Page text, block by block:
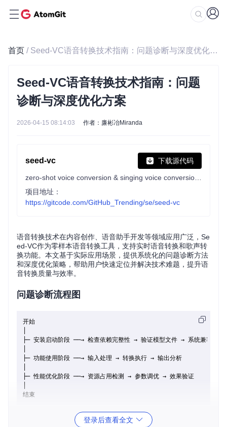
首页 / Seed-VC语音转换技术指南：问题诊断与深度优化方案
Seed-VC语音转换技术指南：问题
诊断与深度优化方案
2026-04-15 08:14:03 作者：廉彬冶Miranda
seed-vc 下载源代码
项目地址：
https://gitcode.com/GitHub_Trending/se/seed-vc
语音转换技术在内容创作、语音助手开发等领域应用广泛，Se
ed-VC作为零样本语音转换工具，支持实时语音转换和歌声转
换功能。本文基于实际应用场景，提供系统化的问题诊断方法
和深度优化策略，帮助用户快速定位并解决技术难题，提升语
音转换质量与效率。
问题诊断流程图
开始
├─ 安装启动阶段 ──→ 检查依赖完整性 → 验证模型文件 → 系统兼容性测
├─ 功能使用阶段 ──→ 输入处理 → 转换执行 → 输出分析
├─ 性能优化阶段 ──→ 资源占用检测 → 参数调优 → 效果验证
│
一、环境配置与安装问题
登录后查看全文